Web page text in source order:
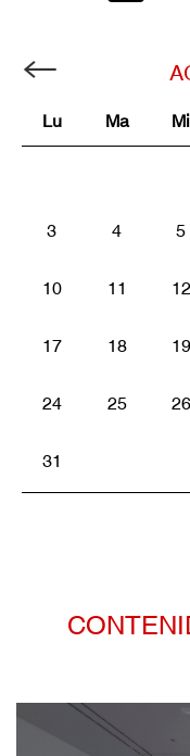
Lu Ma Mi
3 4 5
10 11 12
17 18 19
24 25 26
31